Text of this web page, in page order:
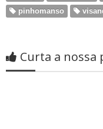
pinhomanso
Curta a nossa